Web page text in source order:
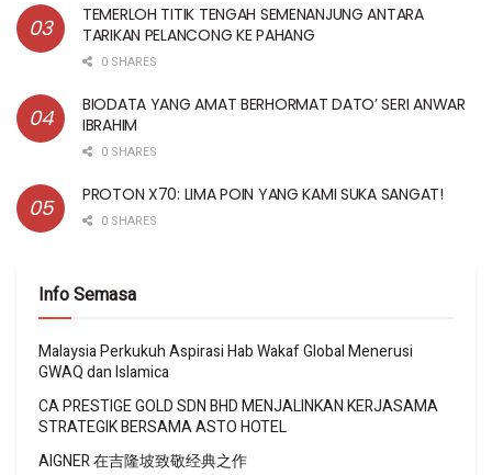
TEMERLOH TITIK TENGAH SEMENANJUNG ANTARA
TARIKAN PELANCONG KE PAHANG
0 SHARES
BIODATA YANG AMAT BERHORMAT DATO’ SERI ANWAR
IBRAHIM
0 SHARES
PROTON X70: LIMA POIN YANG KAMI SUKA SANGAT!
0 SHARES
Info Semasa
Malaysia Perkukuh Aspirasi Hab Wakaf Global Menerusi
GWAQ dan Islamica
CA PRESTIGE GOLD SDN BHD MENJALINKAN KERJASAMA
STRATEGIK BERSAMA ASTO HOTEL
AIGNER 在吉隆坡致敬经典之作